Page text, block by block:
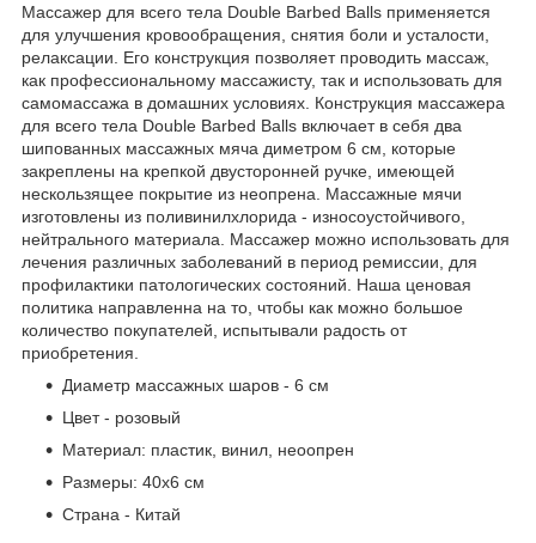
Массажер для всего тела Double Barbed Balls применяется
для улучшения кровообращения, снятия боли и усталости,
релаксации. Его конструкция позволяет проводить массаж,
как профессиональному массажисту, так и использовать для
самомассажа в домашних условиях. Конструкция массажера
для всего тела Double Barbed Balls включает в себя два
шипованных массажных мяча диметром 6 см, которые
закреплены на крепкой двусторонней ручке, имеющей
нескользящее покрытие из неопрена. Массажные мячи
изготовлены из поливинилхлорида - износоустойчивого,
нейтрального материала. Массажер можно использовать для
лечения различных заболеваний в период ремиссии, для
профилактики патологических состояний. Наша ценовая
политика направленна на то, чтобы как можно большое
количество покупателей, испытывали радость от
приобретения.
Диаметр массажных шаров - 6 см
Цвет - розовый
Материал: пластик, винил, неоопрен
Размеры: 40х6 см
Страна - Китай